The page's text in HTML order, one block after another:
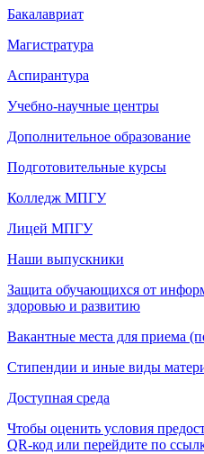
Бакалавриат
Магистратура
Аспирантура
Учебно-научные центры
Дополнительное образование
Подготовительные курсы
Колледж МПГУ
Лицей МПГУ
Наши выпускники
Защита обучающихся от
здоровью и развитию
Вакантные места для приема
Стипендии и иные виды
Доступная среда
Чтобы оценить условия
QR-код или перейдите по